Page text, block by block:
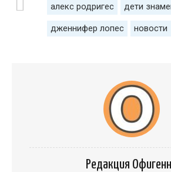
алекс родригес дети
дженнифер лопес новости
Редакция